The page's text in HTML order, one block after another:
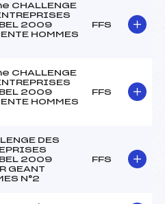
CHALLENGE
2009
HOMMES
FFS
CHALLENGE
2009
HOMMES
FFS
DES
2009
GEANT
N°2
FFS